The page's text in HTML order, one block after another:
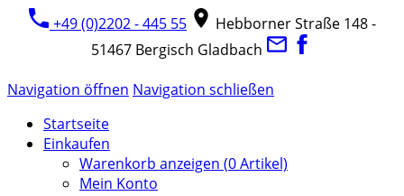
+49 (0)2202 - 445 55
Hebborner Straße 148 -
51467 Bergisch Gladbach
Navigation öffnen Navigation schließen
Startseite
Einkaufen
Warenkorb anzeigen (0Artikel)
Mein Konto